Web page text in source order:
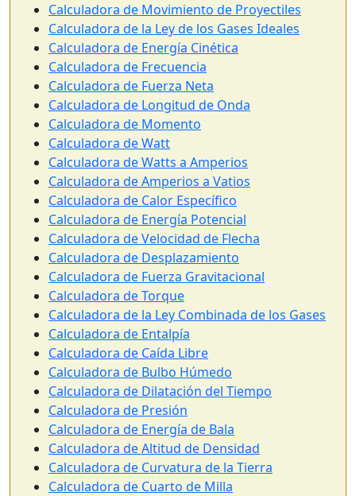
Calculadora de Movimiento de Proyectiles
Calculadora de la Ley de los Gases Ideales
Calculadora de Energía Cinética
Calculadora de Frecuencia
Calculadora de Fuerza Neta
Calculadora de Longitud de Onda
Calculadora de Momento
Calculadora de Watt
Calculadora de Watts a Amperios
Calculadora de Amperios a Vatios
Calculadora de Calor Específico
Calculadora de Energía Potencial
Calculadora de Velocidad de Flecha
Calculadora de Desplazamiento
Calculadora de Fuerza Gravitacional
Calculadora de Torque
Calculadora de la Ley Combinada de los Gases
Calculadora de Entalpía
Calculadora de Caída Libre
Calculadora de Bulbo Húmedo
Calculadora de Dilatación del Tiempo
Calculadora de Presión
Calculadora de Energía de Bala
Calculadora de Altitud de Densidad
Calculadora de Curvatura de la Tierra
Calculadora de Cuarto de Milla